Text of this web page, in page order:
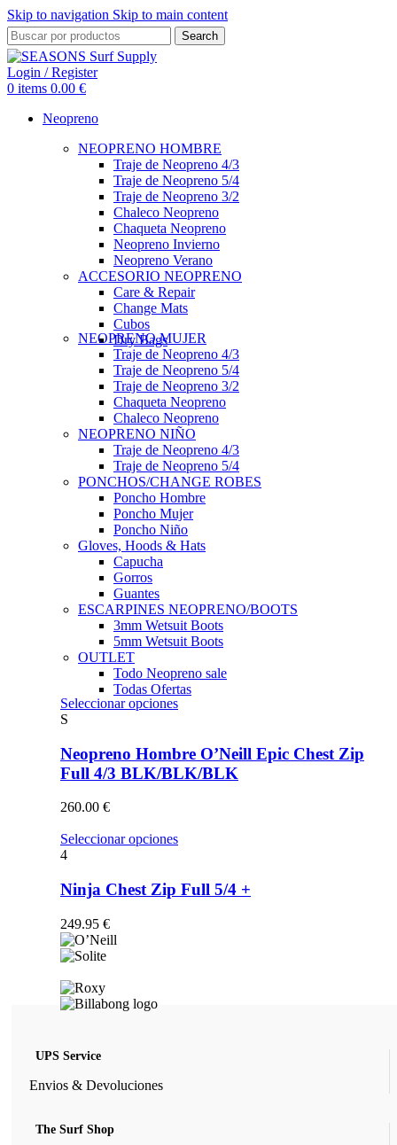
Skip to navigation Skip to main content
Search
Login / Register
0 items 0.00 €
Neopreno
NEOPRENO HOMBRE
Traje de Neopreno 4/3
Traje de Neopreno 5/4
Traje de Neopreno 3/2
Chaleco Neopreno
Chaqueta Neopreno
Neopreno Invierno
Neopreno Verano
ACCESORIO NEOPRENO
Care & Repair
Change Mats
Cubos
Dry Bags
NEOPRENO MUJER
Traje de Neopreno 4/3
Traje de Neopreno 5/4
Traje de Neopreno 3/2
Chaqueta Neopreno
Chaleco Neopreno
NEOPRENO NIÑO
Traje de Neopreno 4/3
Traje de Neopreno 5/4
PONCHOS/CHANGE ROBES
Poncho Hombre
Poncho Mujer
Poncho Niño
Gloves, Hoods & Hats
Capucha
Gorros
Guantes
ESCARPINES NEOPRENO/BOOTS
3mm Wetsuit Boots
5mm Wetsuit Boots
OUTLET
Todo Neopreno sale
Todas Ofertas
Seleccionar opcionesEste
múltiples
variantes.
Las
elegir
página
S
Neopreno Hombre O’Neill Epic Chest Zip
Full 4/3 BLK/BLK/BLK
260.00 €
Seleccionar opcionesEste
múltiples
variantes.
4
Ninja Chest Zip Full 5/4 +
249.95 €
UPS Service
Envios & Devoluciones
The Surf Shop